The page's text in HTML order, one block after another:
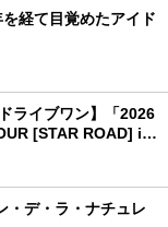
経て目覚めたアイド
ライブワン】「2026
[STAR ROAD] in
】
デ・ラ・ナチュレ